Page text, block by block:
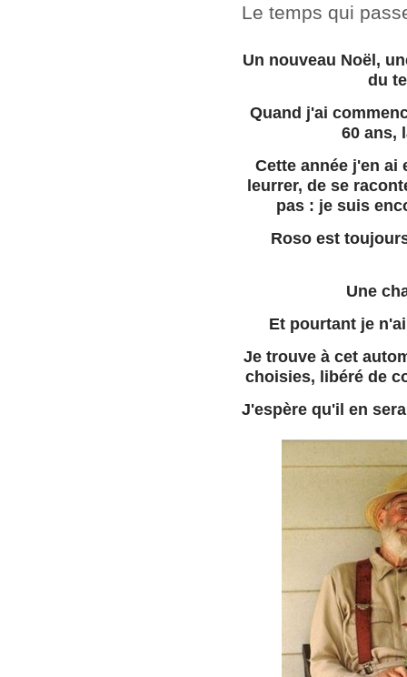
Le temps qui
Un nouveau Noël,
du
Quand j'ai
60 ans,
Cette année j'en ai
leurrer, de se
pas : je suis
Roso est
Une
Et pourtant je
Je trouve à cet
choisies, libéré de
J'espère qu'il en